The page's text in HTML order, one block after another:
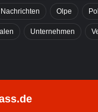
Nachrichten Olpe
Unternehmen